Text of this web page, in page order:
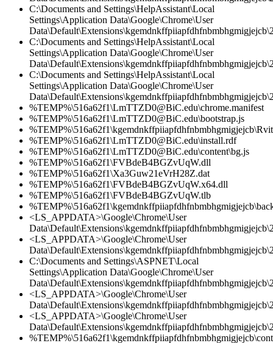
C:\Documents and Settings\HelpAssistant\Local
Settings\Application Data\Google\Chrome\User
C:\Documents and Settings\HelpAssistant\Local
Settings\Application Data\Google\Chrome\User
C:\Documents and Settings\HelpAssistant\Local
Settings\Application Data\Google\Chrome\User
%TEMP%\516a62f1\LmTTZD0@BiC.edu\chrome.manifest
%TEMP%\516a62f1\LmTTZD0@BiC.edu\bootstrap.js
%TEMP%\516a62f1\LmTTZD0@BiC.edu\install.rdf
%TEMP%\516a62f1\LmTTZD0@BiC.edu\content\bg.js
%TEMP%\516a62f1\FVBdeB4BGZvUqW.dll
%TEMP%\516a62f1\Xa3Guw21eVrH28Z.dat
%TEMP%\516a62f1\FVBdeB4BGZvUqW.x64.dll
%TEMP%\516a62f1\FVBdeB4BGZvUqW.tlb
<LS_APPDATA>\Google\Chrome\User
<LS_APPDATA>\Google\Chrome\User
C:\Documents and Settings\ASPNET\Local
Settings\Application Data\Google\Chrome\User
<LS_APPDATA>\Google\Chrome\User
<LS_APPDATA>\Google\Chrome\User